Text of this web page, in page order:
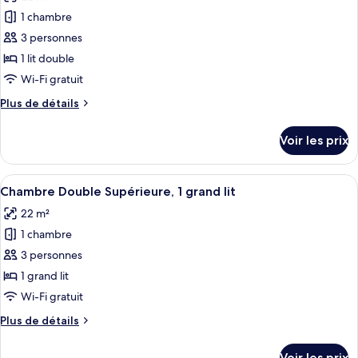
place
Classique,
lits
une
place
photos
pour
ce
type
chambre :
Classique,
1
lit
double
1 chambre
3 personnes
1 lit double
Wi-Fi gratuit
Plus de détails
Plus
le
type
de
Chambre
Double
lit
double
Voir les prix
Afficher
toutes
les
photos
pour
ce
type
chambre :
Une chambre d’hôtel avec un
5
Chambre Double Supérieure, 1 grand lit
22 m²
1 chambre
3 personnes
1 grand lit
Wi-Fi gratuit
Plus de détails
Plus